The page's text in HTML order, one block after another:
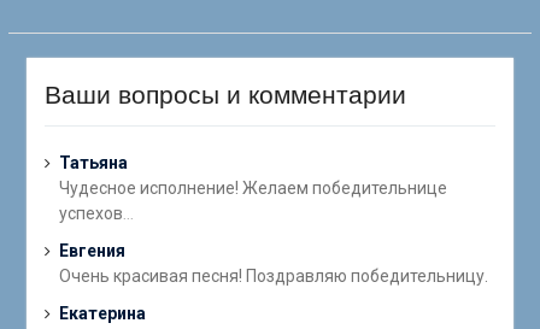
Ваши вопросы и комментарии
Татьяна
Чудесное исполнение! Желаем победительнице
успехов
Евгения
Очень красивая песня! Поздравляю победительницу.
Екатерина